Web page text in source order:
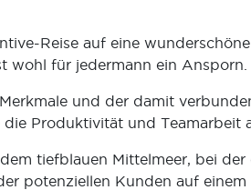
Reise auf eine
wohl für jedermann ein Ansporn.
und der damit
Produktivität und Teamarbeit
tiefblauen Mittelmeer, bei
potenziellen Kunden auf